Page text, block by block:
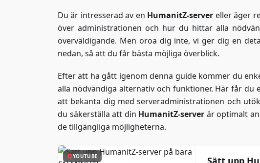
Du är intresserad av en HumanitZ-server eller äger
över administrationen och hur du hittar alla
överväldigande. Men oroa dig inte, vi ger dig en
nedan, så att du får bästa möjliga överblick.
Efter att ha gått igenom denna guide kommer du
alla nödvändiga alternativ och funktioner. Här får
att bekanta dig med serveradministrationen och
du säkerställa att din HumanitZ-server är optimalt
de tillgängliga möjligheterna.
YOUTUBE Sätt upp